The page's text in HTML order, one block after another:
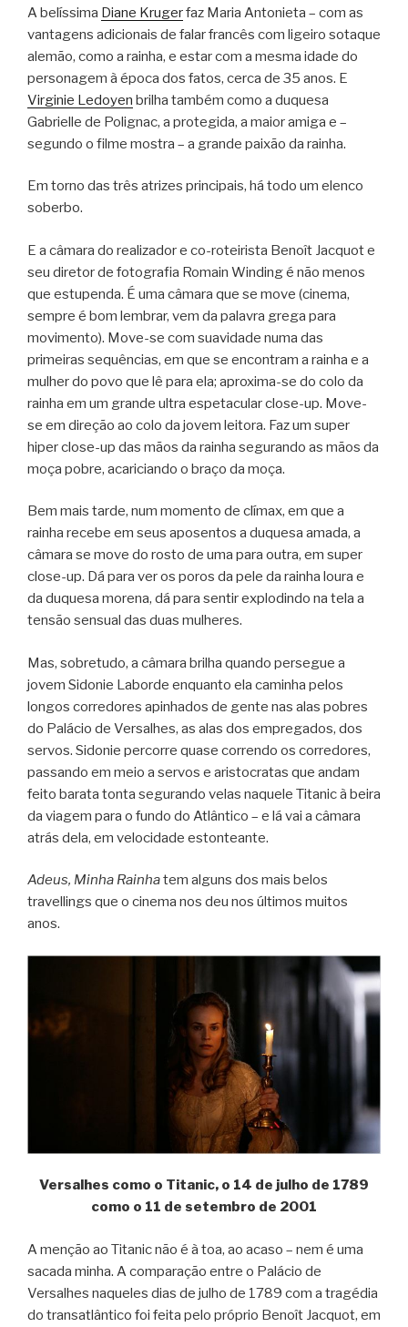
A belíssima Diane Krugerfaz Maria Antonieta – com as
vantagens adicionais de falar francês com ligeiro sotaque
alemão, como a rainha, e estar com a mesma idade do
personagem à época dos fatos, cerca de 35 anos. E
Virginie Ledoyen brilha também como a duquesa
Gabrielle de Polignac, a protegida, a maior amiga e –
segundo o filme mostra – a grande paixão da rainha.
Em torno das três atrizes principais, há todo um elenco
soberbo.
E a câmara do realizador e co-roteirista Benoît Jacquot e
seu diretor de fotografia Romain Winding é não menos
que estupenda. É uma câmara que se move (cinema,
sempre é bom lembrar, vem da palavra grega para
movimento). Move-se com suavidade numa das
primeiras sequências, em que se encontram a rainha e a
mulher do povo que lê para ela; aproxima-se do colo da
rainha em um grande ultra espetacular close-up. Move-
se em direção ao colo da jovem leitora. Faz um super
hiper close-up das mãos da rainha segurando as mãos da
moça pobre, acariciando o braço da moça.
Bem mais tarde, num momento de clímax, em que a
rainha recebe em seus aposentos a duquesa amada, a
câmara se move do rosto de uma para outra, em super
close-up. Dá para ver os poros da pele da rainha loura e
da duquesa morena, dá para sentir explodindo na tela a
tensão sensual das duas mulheres.
Mas, sobretudo, a câmara brilha quando persegue a
jovem Sidonie Laborde enquanto ela caminha pelos
longos corredores apinhados de gente nas alas pobres
do Palácio de Versalhes, as alas dos empregados, dos
servos. Sidonie percorre quase correndo os corredores,
passando em meio a servos e aristocratas que andam
feito barata tonta segurando velas naquele Titanic à beira
da viagem para o fundo do Atlântico – e lá vai a câmara
atrás dela, em velocidade estonteante.
Adeus, Minha Rainhatem alguns dos mais belos
travellings que o cinema nos deu nos últimos muitos
anos.
Versalhes como o Titanic, o 14 de julho de 1789
como o 11 de setembro de 2001
A menção ao Titanic não é à toa, ao acaso – nem é uma
sacada minha. A comparação entre o Palácio de
Versalhes naqueles dias de julho de 1789 com a tragédia
do transatlântico foi feita pelo próprio Benoît Jacquot, em